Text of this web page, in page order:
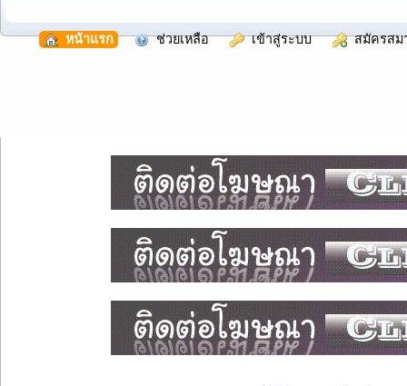
หน้าแรก ช่วยเหลือ เข้าสู่ระบบ สมัครสม